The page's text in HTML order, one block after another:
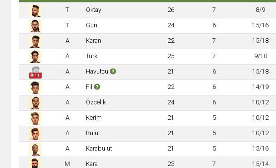
T
Oktay 26 7 8/9
T Gün 24 6 15/16
A Karan 22 7 15/18
A Türk 25 7 9/10
✚ 11
A Havutcu 21 6 15/18
A Fil 22 6 14/19
A Özcelik 24 6 10/12
A Kerim 21 5 10/12
A Bulut 21 5 10/12
A Karabulut 21 5 15/16
M Kara 23 7 15/14